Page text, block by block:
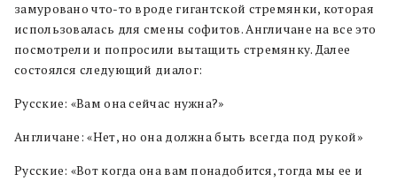
замуровано что-то вроде гигантской стремянки, которая
использовалась для смены софитов. Англичане на все это
посмотрели и попросили вытащить стремянку. Далее
состоялся следующий диалог:
Русские: «Вам она сейчас нужна?»
Англичане: «Нет, но она должна быть всегда под рукой»
Русские: «Вот когда она вам понадобится, тогда мы ее и